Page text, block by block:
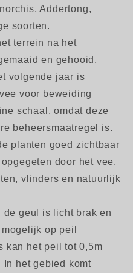
Addertong,
soorten.
terrein na het
en gehooid,
volgende jaar is
voor beweiding
schaal, omdat deze
beheersmaatregel is.
planten goed zichtbaar
door het vee.
vlinders en natuurlijk
de geul is licht brak en
op peil
kan het peil tot 0,5m
het gebied komt